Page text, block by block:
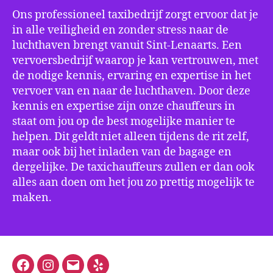
Ons professioneel taxibedrijf zorgt ervoor dat je
in alle veiligheid en zonder stress naar de
luchthaven brengt vanuit Sint-Lenaarts. Een
vervoersbedrijf waarop je kan vertrouwen, met
de nodige kennis, ervaring en expertise in het
vervoer van en naar de luchthaven. Door deze
kennis en expertise zijn onze chauffeurs in
staat om jou op de best mogelijke manier te
helpen. Dit geldt niet alleen tijdens de rit zelf,
maar ook bij het inladen van de bagage en
dergelijke. De taxichauffeurs zullen er dan ook
alles aan doen om het jou zo prettig mogelijk te
maken.